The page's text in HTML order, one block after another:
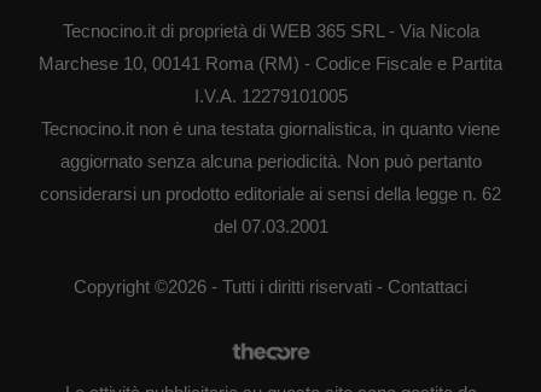
Tecnocino.it di proprietà di WEB 365 SRL - Via Nicola
Marchese 10, 00141 Roma (RM) - Codice Fiscale e Partita
I.V.A. 12279101005
Tecnocino.it non è una testata giornalistica, in quanto viene
aggiornato senza alcuna periodicità. Non può pertanto
considerarsi un prodotto editoriale ai sensi della legge n. 62
del 07.03.2001
Copyright ©2026 - Tutti i diritti riservati - Contattaci